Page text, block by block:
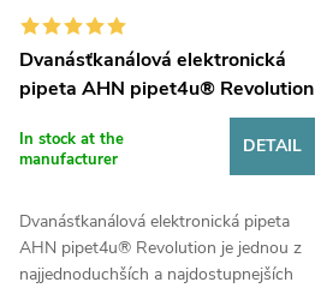
Dvanásťkanálová elektronická
pipeta AHN pipet4u® Revolution
In stock at the
manufacturer
DETAIL
Dvanásťkanálová elektronická pipeta
AHN pipet4u® Revolution je jednou z
najjednoduchších a najdostupnejších